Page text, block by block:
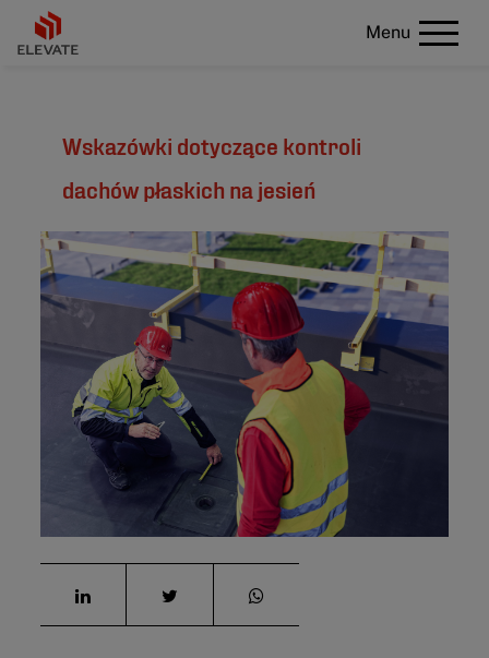
Menu
Wskazówki dotyczące kontroli
dachów płaskich na jesień